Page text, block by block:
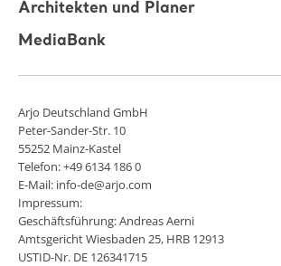
Architekten und Planer
MediaBank
Arjo Deutschland GmbH
Peter-Sander-Str. 10
55252 Mainz-Kastel
Telefon: +49 6134 186 0
E-Mail: info-de@arjo.com
Impressum:
Geschäftsführung: Andreas Aerni
Amtsgericht Wiesbaden 25, HRB 12913
USTID-Nr. DE 126341715